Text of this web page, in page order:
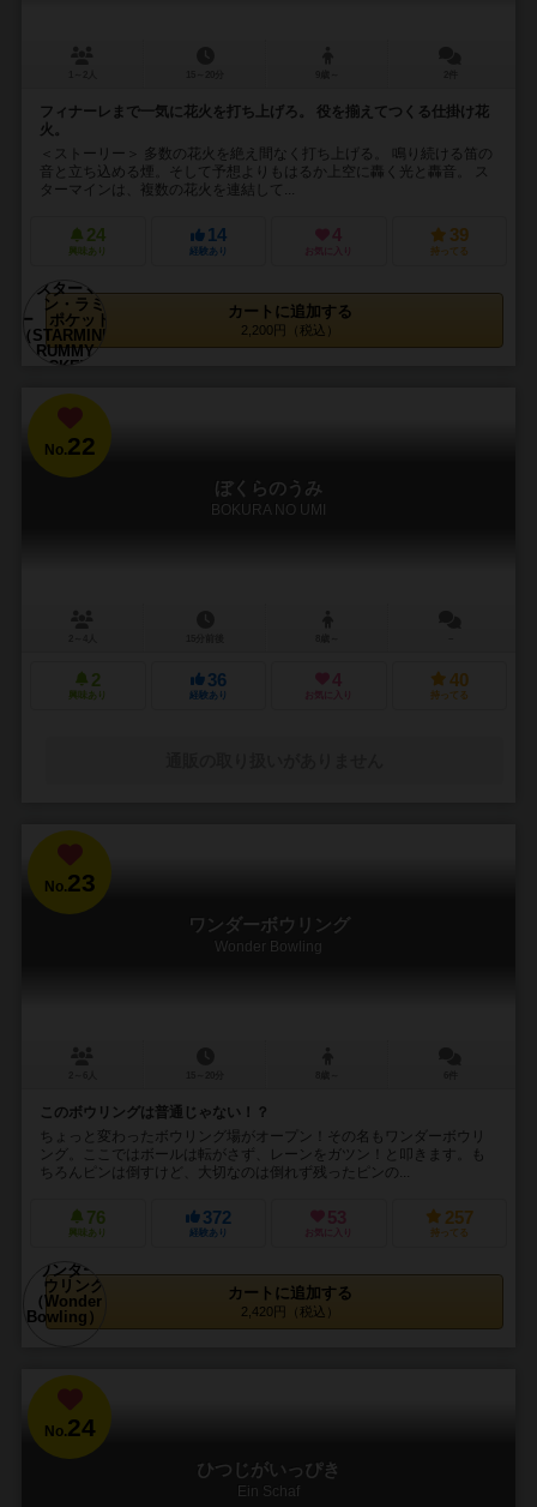
フィナーレまで一気に花火を打ち上げろ。 役を揃えてつくる仕掛け花
火。
＜ストーリー＞ 多数の花火を絶え間なく打ち上げる。 鳴り続ける笛の
音と立ち込める煙。そして予想よりもはるか上空に轟く光と轟音。 ス
ターマインは、複数の花火を連結して...
24
興味あり
14
経験あり
4
お気に入り
39
持ってる
カートに追加する
2,200円（税込）
No.22
ぼくらのうみ
BOKURA NO UMI
2
興味あり
36
経験あり
4
お気に入り
40
持ってる
No.23
ワンダーボウリング
Wonder Bowling
このボウリングは普通じゃない！？
ちょっと変わったボウリング場がオープン！その名もワンダーボウリ
ング。ここではボールは転がさず、レーンをガツン！と叩きます。も
ちろんピンは倒すけど、大切なのは倒れず残ったピンの...
76
興味あり
372
経験あり
53
お気に入り
257
持ってる
カートに追加する
2,420円（税込）
No.24
ひつじがいっぴき
Ein Schaf